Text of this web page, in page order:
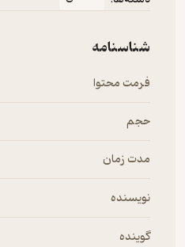
شناسنامه
فرمت محتوا
حجم
مدت زمان
نویسنده
گوینده